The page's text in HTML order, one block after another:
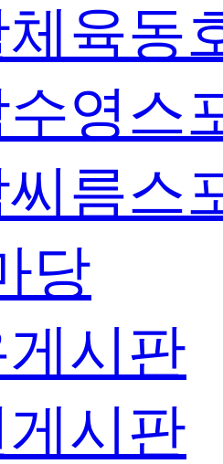
육동
영스
름스
당
시판
시판